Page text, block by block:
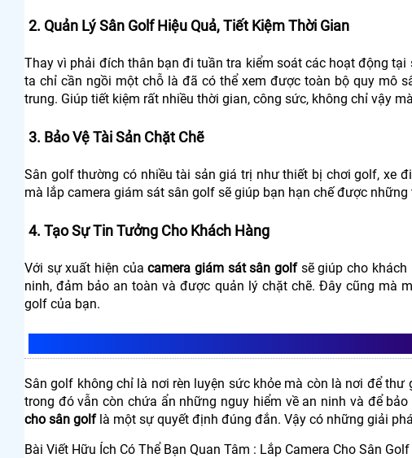
2. Quản Lý Sân Golf Hiệu Quả, Tiết Kiệm Thời Gian
Thay vì phải đích thân bạn đi tuần tra kiểm soát các hoạt động
ta chỉ cần ngồi một chỗ là đã có thể xem được toàn bộ quy mô
trung. Giúp tiết kiệm rất nhiều thời gian, công sức, không chỉ vậy
3. Bảo Vệ Tài Sản Chặt Chẽ
Sân golf thường có nhiều tài sản giá trị như thiết bị chơi golf, xe
mà lắp camera giám sát sân golf sẽ giúp bạn hạn chế được
4. Tạo Sự Tin Tưởng Cho Khách Hàng
Với sự xuất hiện củacamera giám sát sân golfsẽ giúp cho khách
ninh, đảm bảo an toàn và được quản lý chặt chẽ. Đây cũng mà
golf của bạn.
Sân golf không chỉ là nơi rèn luyện sức khỏe mà còn là nơi để
trong đó vẫn còn chứa ẩn những nguy hiểm về an ninh và để
cho sân golflà một sự quyết định đúng đắn. Vậy có những giải
Bài Viết Hữu Ích Có Thể Bạn Quan Tâm : Lắp Camera Cho Sân Golf